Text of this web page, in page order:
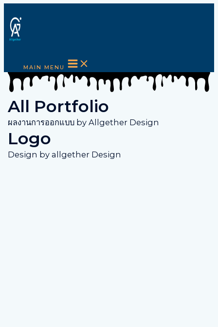
MAIN MENU
All Portfolio
ผลงานการออกแบบ by Allgether Design
Logo
Design by allgether Design